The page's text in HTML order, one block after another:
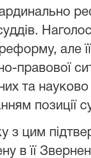
але
правової
та науково
позиції
з цим
в її